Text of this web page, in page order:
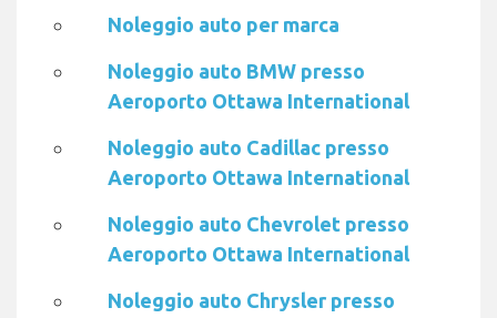
Noleggio auto per marca
Noleggio auto BMW presso
Aeroporto Ottawa International
Noleggio auto Cadillac presso
Aeroporto Ottawa International
Noleggio auto Chevrolet presso
Aeroporto Ottawa International
Noleggio auto Chrysler presso